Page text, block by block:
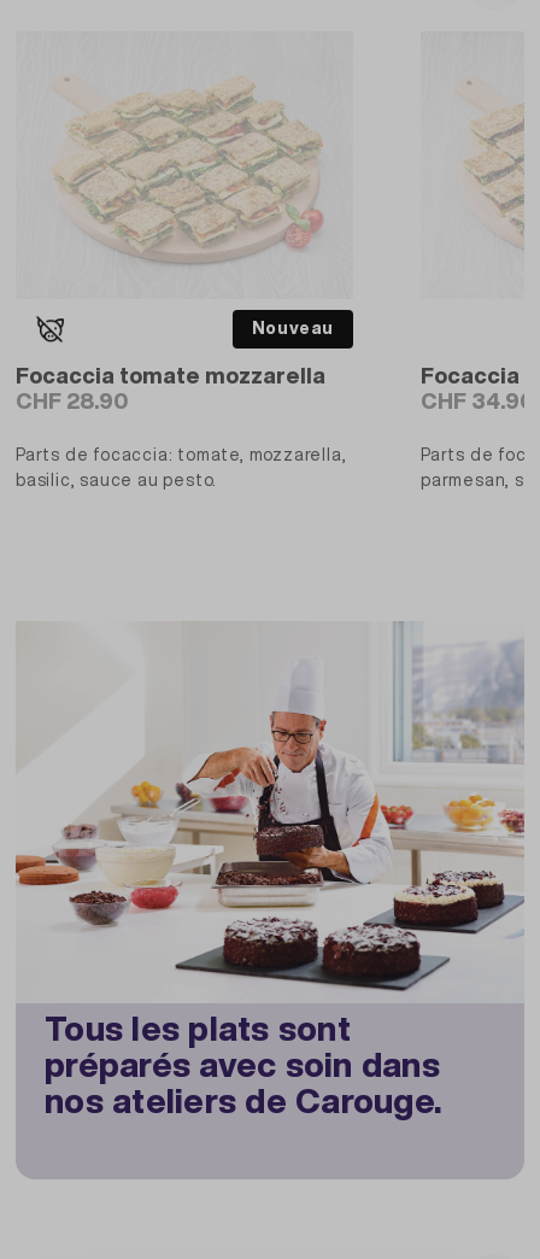
Nouveau
Focaccia tomate mozzarella
CHF 28.90
Parts de focaccia: tomate, mozzarella,
basilic, sauce au pesto.
Focaccia
CHF 34.90
Parts de
parmesan,
Tous les plats sont
préparés avec soin dans
nos ateliers de Carouge.